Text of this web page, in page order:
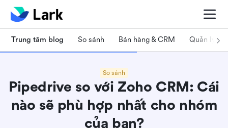
Trung tâm blog So sánh Bán hàng & CRM Quản lý dự
So sánh
Pipedrive so với Zoho CRM: Cái
nào sẽ phù hợp nhất cho nhóm
của bạn?